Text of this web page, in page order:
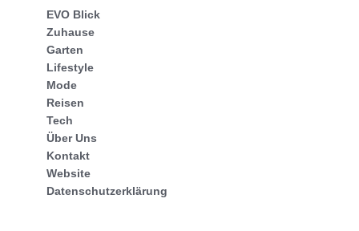
EVO Blick
Zuhause
Garten
Lifestyle
Mode
Reisen
Tech
Über Uns
Kontakt
Website
Datenschutzerklärung